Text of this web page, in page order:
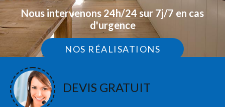
Nous intervenons 24h/24 sur 7j/7 en cas
d'urgence
NOS RÉALISATIONS
DEVIS GRATUIT